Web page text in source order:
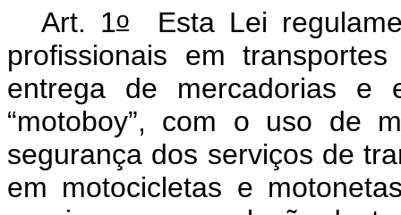
Art. 1oEsta Lei
profissionais em
entrega de mercadorias e
“motoboy”, com o uso de
segurança dos serviços de
em motocicletas e